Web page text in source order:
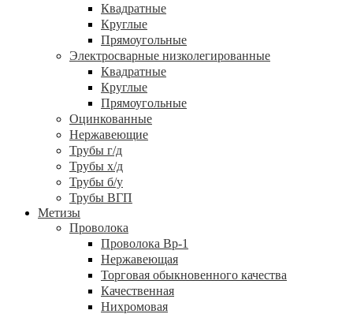
Квадратные
Круглые
Прямоугольные
Электросварные низколегированные
Квадратные
Круглые
Прямоугольные
Оцинкованные
Нержавеющие
Трубы г/д
Трубы х/д
Трубы б/у
Трубы ВГП
Метизы
Проволока
Проволока Вр-1
Нержавеющая
Торговая обыкновенного качества
Качественная
Нихромовая